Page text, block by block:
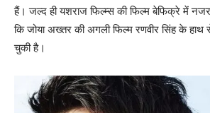
हैं। जल्‍द ही यशराज फिल्‍म्‍स की फिल्‍म बेफिक्रे में
कि जोया अख्‍तर की अगली फिल्‍म रणवीर सिंह के
चुकी है।